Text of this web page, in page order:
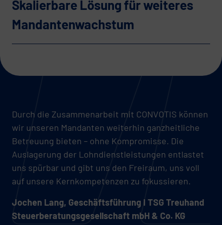
Skalierbare Lösung für weiteres
Mandantenwachstum
Durch die Zusammenarbeit mit CONVOTIS können
wir unseren Mandanten weiterhin ganzheitliche
Betreuung bieten – ohne Kompromisse. Die
Auslagerung der Lohndienstleistungen entlastet
uns spürbar und gibt uns den Freiraum, uns voll
auf unsere Kernkompetenzen zu fokussieren.
Jochen Lang, Geschäftsführung I TSG Treuhand
Steuerberatungsgesellschaft mbH & Co. KG